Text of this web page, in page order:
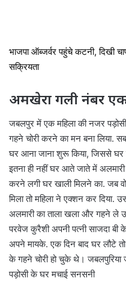
भाजपा ऑब्जर्वर पहुंचे कटनी, दिखी
सक्रियता
अमखेरा गली नंबर
जबलपुर में एक महिला की नजर
गहने चोरी करने का मन बना लिया.
घर आना जाना शुरू किया, जिससे घर
इतना ही नहीं घर आते जाते में
करने लगी घर खाली मिलने का. जब
मिला तो महिला ने एक्शन कर
अलमारी का ताला खला और गहने ले
परवेज कुरैशी अपनी पत्नी साजदा बी
अपने मायके. एक दिन बाद घर लौटे
के गहने चोरी हो चुके थे। जबलपुरिया
पड़ोसी के घर मचाई सनसनी